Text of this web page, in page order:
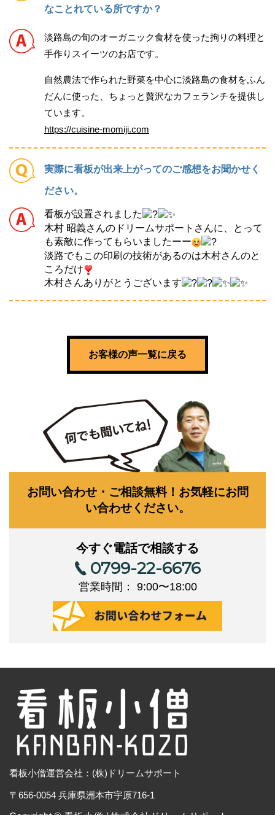
なことれている所ですか？
淡路島の旬のオーガニック食材を使った拘りの料理と
手作りスイーツのお店です。
自然農法で作られた野菜を中心に淡路島の食材をふん
だんに使った、ちょっと贅沢なカフェランチを提供し
ています。
https://cuisine-momiji.com
実際に看板が出来上がってのご感想をお聞かせく
ださい。
看板が設置されました
木村 昭義さんのドリームサポートさんに、とって
も素敵に作ってもらいましたーー
淡路でもこの印刷の技術があるのは木村さんのと
ころだけ
木村さんありがとうございます
お客様の声一覧に戻る
お問い合わせ・ご相談無料！お気軽にお問
い合わせください。
今すぐ電話で相談する
0799-22-6676
営業時間： 9:00〜18:00
看板小僧運営会社：(株)ドリームサポート
〒656-0054 兵庫県洲本市宇原716-1